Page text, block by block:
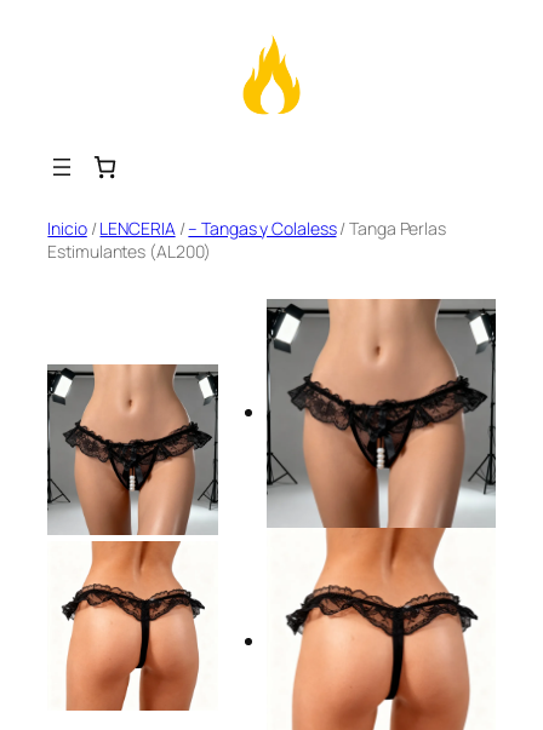
SaltarInicio/LENCERIA/– Tangas y Colaless/ Tanga Perlas
Estimulantes (AL200)